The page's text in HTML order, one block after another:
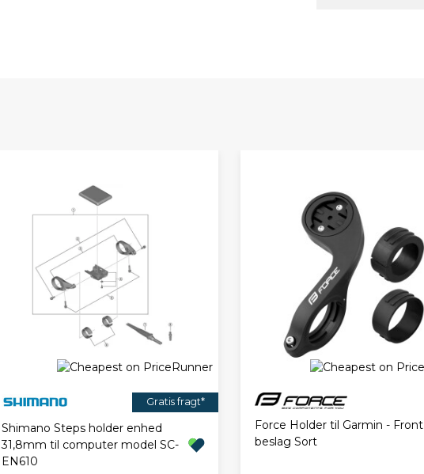
Gratis fragt*
Shimano Steps holder enhed
31,8mm til computer model SC-
EN610
Force Holder til Garmin - Front
beslag Sort